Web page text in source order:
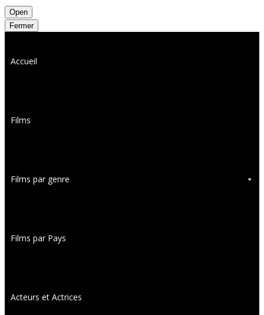
Open
Fermer
Accueil
Films
Films par genre
Films par Pays
Acteurs et Actrices